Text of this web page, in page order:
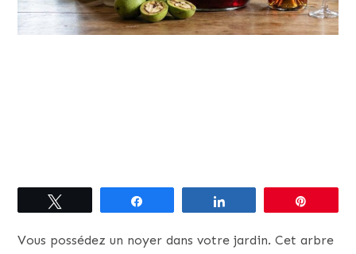
Vous possédez un noyer dans votre jardin. Cet arbre